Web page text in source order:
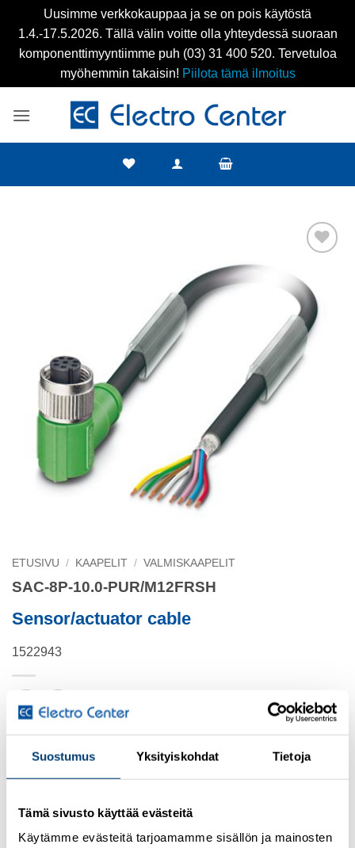
Suostumus Yksityiskohdat Tietoja
Tämä sivusto käyttää evästeitä
Käytämme evästeitä tarjoamamme sisällön ja mainosten
Uusimme verkkokauppaa ja se on pois käytöstä
1.4.-17.5.2026. Tällä välin voitte olla yhteydessä suoraan
komponenttimyyntiimme puh (03) 31 400 520. Tervetuloa
myöhemmin takaisin! Piilota tämä ilmoitus
wishlist
ETUSIVU / KAAPELIT / VALMISKAAPELIT
SAC-8P-10.0-PUR/M12FRSH
Sensor/actuator cable
1522943
Kirjaudu sisään nähdäksesi hinnat ja käyttääksesi
verkkokauppaa
black-gray RAL 7021, shielded, free cable end, on Socket
angled M12, A-coded, cable length: 10 m